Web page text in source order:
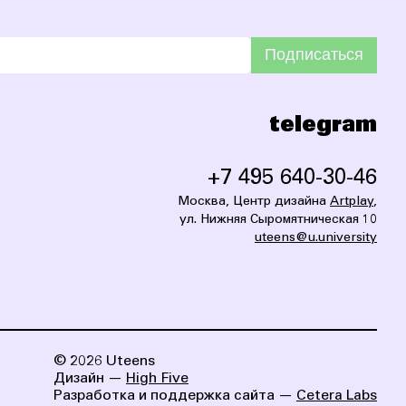
Подписаться
telegram
+7 495 640-30-46
Москва, Центр дизайна Artplay,
ул. Нижняя Сыромятническая 10
uteens@u.university
© 2026 Uteens
Дизайн — High Five
Разработка и поддержка сайта — Cetera Labs